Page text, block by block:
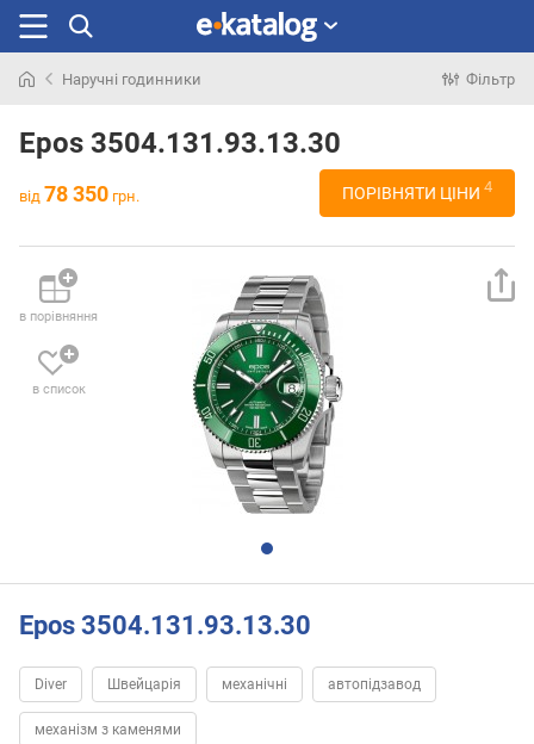
раніше
Наручні годинники Фільтр
Epos 3504.131.93.13.30
від 78 350 грн. ПОРІВНЯТИ ЦІНИ 4
в порівняння
в список
Epos 3504.131.93.13.30
Diver Швейцарія механічні автопідзавод
механізм з каменями